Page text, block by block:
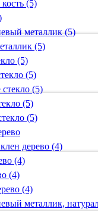
(5)
металлик (5)
(5)
(5)
(5)
(5)
(5)
(5)
дерево (4)
(4)
(4)
(4)
металлик,